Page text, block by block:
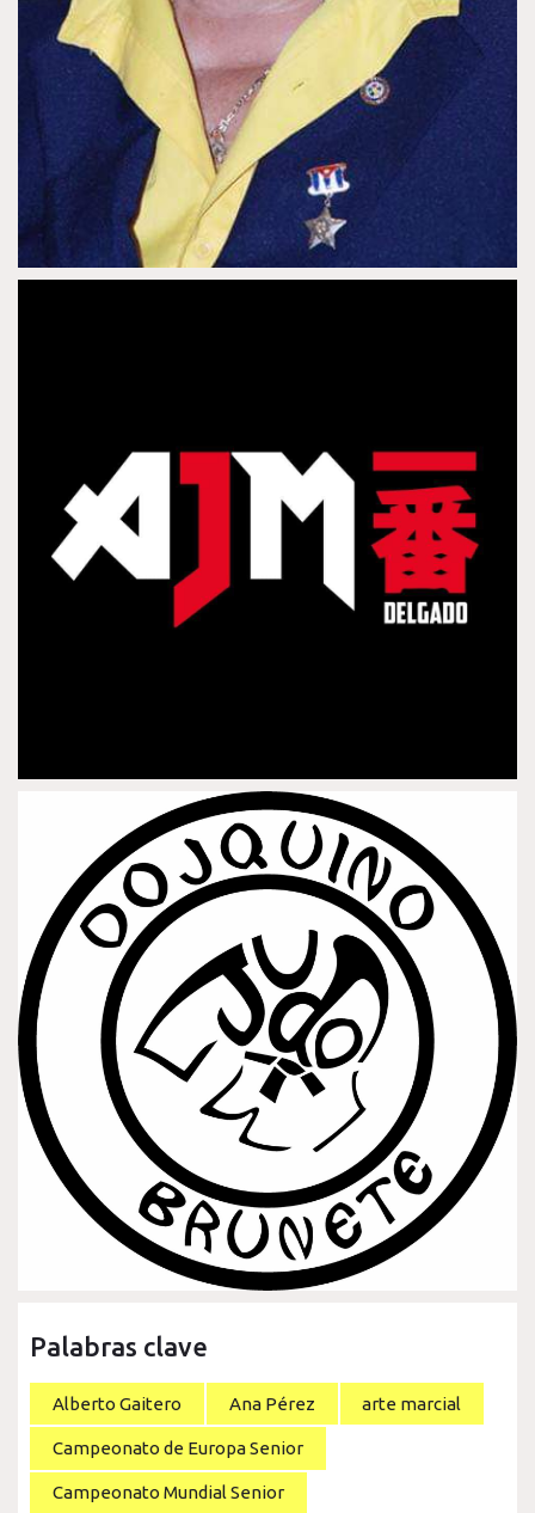
Palabras clave
Alberto Gaitero Ana Pérez arte marcial
Campeonato de Europa Senior
Campeonato Mundial Senior